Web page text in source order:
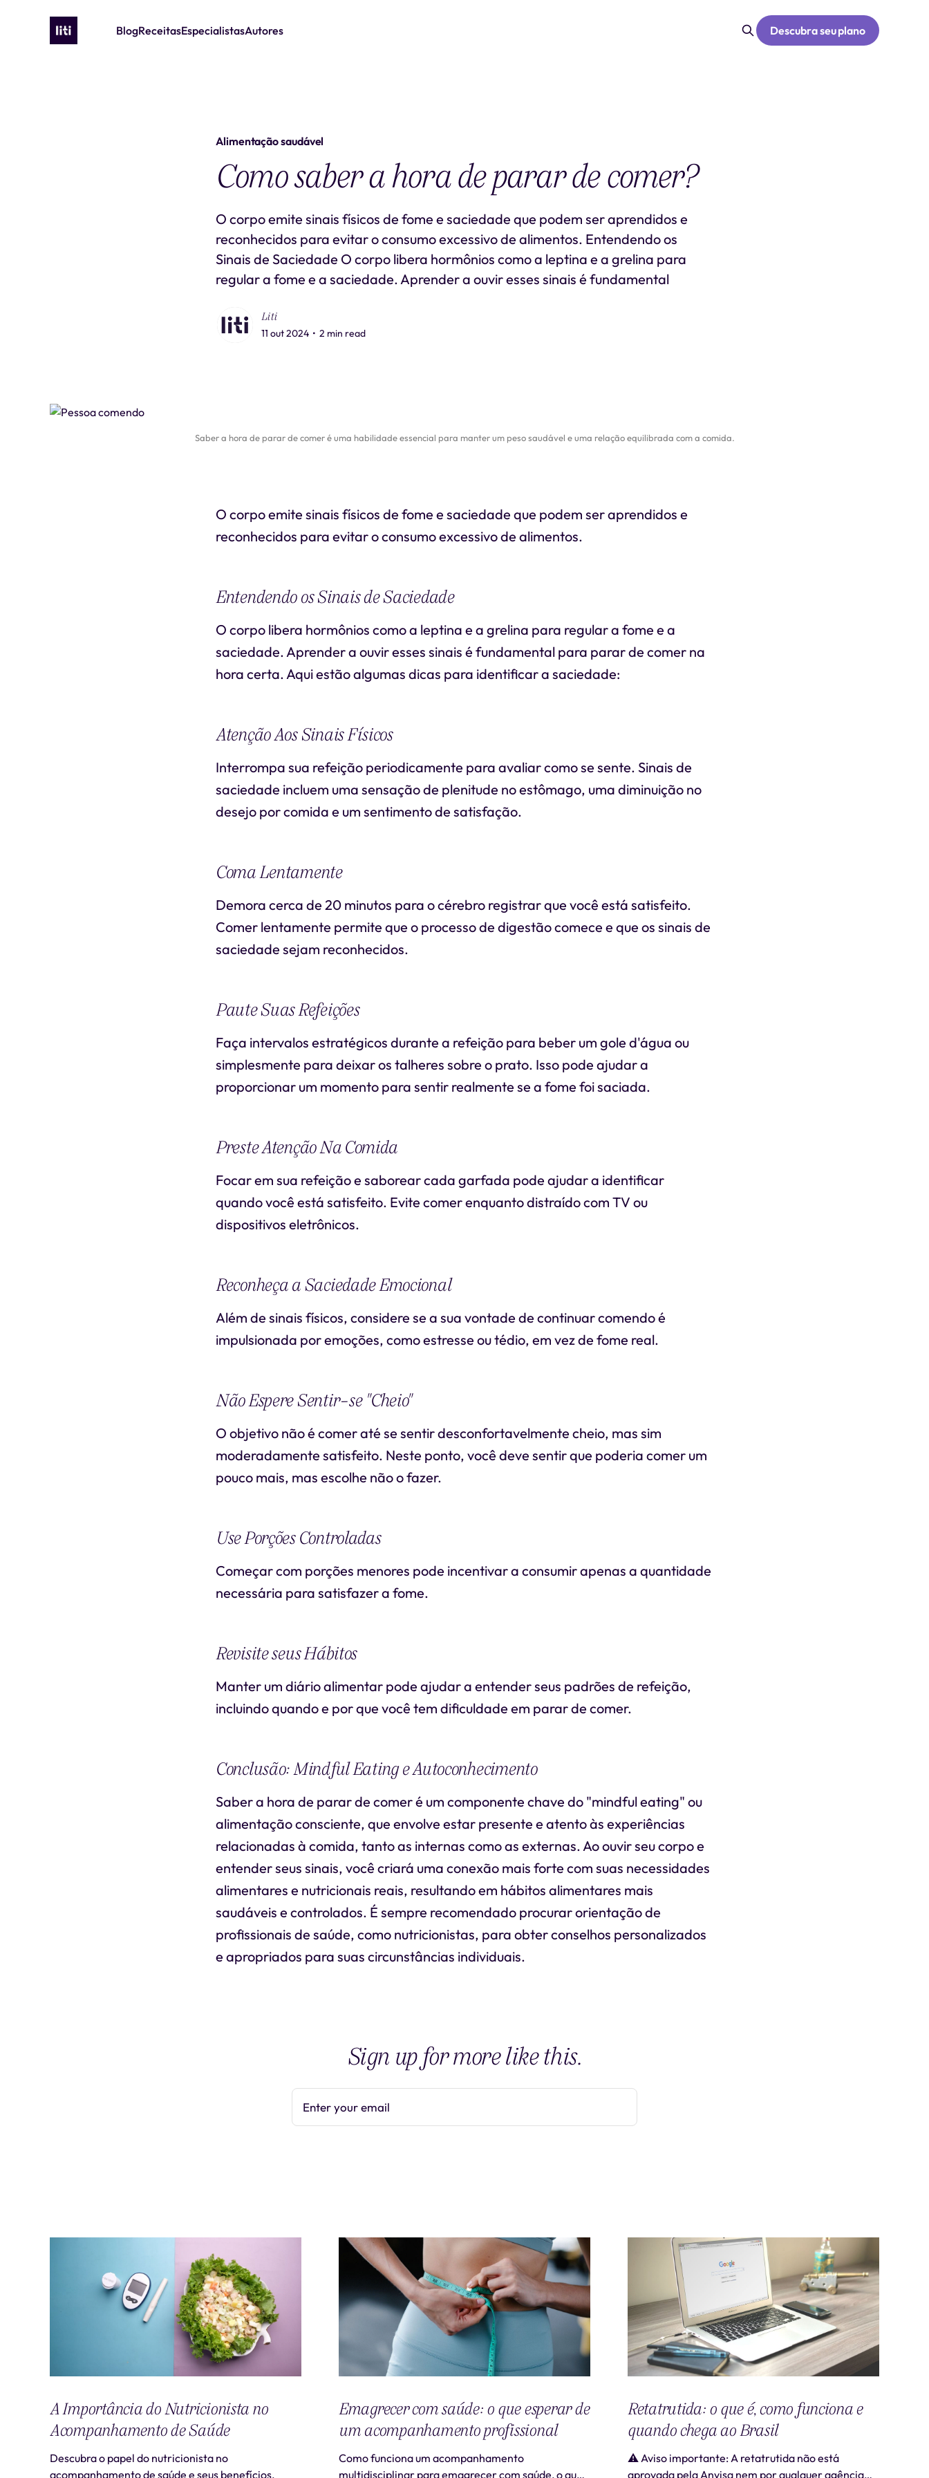
BlogReceitasEspecialistasAutores Descubra seu plano
Alimentação saudável
Como saber a hora de parar de comer?
O corpo emite sinais físicos de fome e saciedade que podem ser aprendidos e
reconhecidos para evitar o consumo excessivo de alimentos. Entendendo os
Sinais de Saciedade O corpo libera hormônios como a leptina e a grelina para
regular a fome e a saciedade. Aprender a ouvir esses sinais é fundamental
Liti
11 out 2024 • 2 min read
Saber a hora de parar de comer é uma habilidade essencial para manter um peso saudável e uma relação equilibrada com a comida.
O corpo emite sinais físicos de fome e saciedade que podem ser aprendidos e
reconhecidos para evitar o consumo excessivo de alimentos.
Entendendo os Sinais de Saciedade
O corpo libera hormônios como a leptina e a grelina para regular a fome e a
saciedade. Aprender a ouvir esses sinais é fundamental para parar de comer na
hora certa. Aqui estão algumas dicas para identificar a saciedade:
Atenção Aos Sinais Físicos
Interrompa sua refeição periodicamente para avaliar como se sente. Sinais de
saciedade incluem uma sensação de plenitude no estômago, uma diminuição no
desejo por comida e um sentimento de satisfação.
Coma Lentamente
Demora cerca de 20 minutos para o cérebro registrar que você está satisfeito.
Comer lentamente permite que o processo de digestão comece e que os sinais de
saciedade sejam reconhecidos.
Paute Suas Refeições
Faça intervalos estratégicos durante a refeição para beber um gole d'água ou
simplesmente para deixar os talheres sobre o prato. Isso pode ajudar a
proporcionar um momento para sentir realmente se a fome foi saciada.
Preste Atenção Na Comida
Focar em sua refeição e saborear cada garfada pode ajudar a identificar
quando você está satisfeito. Evite comer enquanto distraído com TV ou
dispositivos eletrônicos.
Reconheça a Saciedade Emocional
Além de sinais físicos, considere se a sua vontade de continuar comendo é
impulsionada por emoções, como estresse ou tédio, em vez de fome real.
Não Espere Sentir-se "Cheio"
O objetivo não é comer até se sentir desconfortavelmente cheio, mas sim
moderadamente satisfeito. Neste ponto, você deve sentir que poderia comer um
pouco mais, mas escolhe não o fazer.
Use Porções Controladas
Começar com porções menores pode incentivar a consumir apenas a quantidade
necessária para satisfazer a fome.
Revisite seus Hábitos
Manter um diário alimentar pode ajudar a entender seus padrões de refeição,
incluindo quando e por que você tem dificuldade em parar de comer.
Conclusão: Mindful Eating e Autoconhecimento
Saber a hora de parar de comer é um componente chave do "mindful eating" ou
alimentação consciente, que envolve estar presente e atento às experiências
relacionadas à comida, tanto as internas como as externas. Ao ouvir seu corpo e
entender seus sinais, você criará uma conexão mais forte com suas necessidades
alimentares e nutricionais reais, resultando em hábitos alimentares mais
saudáveis e controlados. É sempre recomendado procurar orientação de
profissionais de saúde, como nutricionistas, para obter conselhos personalizados
e apropriados para suas circunstâncias individuais.
Sign up for more like this.
Enter your email
A Importância do Nutricionista no
Acompanhamento de Saúde
Descubra o papel do nutricionista no
acompanhamento de saúde e seus benefícios.
Emagrecer com saúde: o que esperar de
um acompanhamento profissional
Como funciona um acompanhamento
multidisciplinar para emagrecer com saúde, o que
Retatrutida: o que é, como funciona e
quando chega ao Brasil
⚠️ Aviso importante: A retatrutida não está
aprovada pela Anvisa nem por qualquer agência